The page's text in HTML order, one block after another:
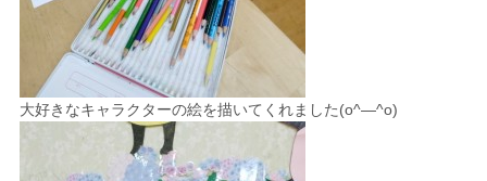
大好きなキャラクターの絵を描いてくれました(o^―^o)